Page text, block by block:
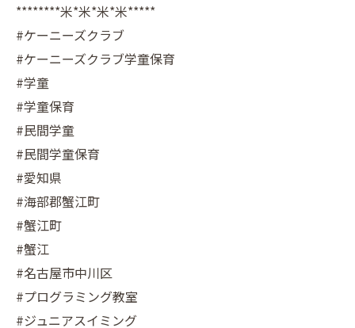
********米*米*米*米*****
#ケーニーズクラブ
#ケーニーズクラブ学童保育
#学童
#学童保育
#民間学童
#民間学童保育
#愛知県
#海部郡蟹江町
#蟹江町
#蟹江
#名古屋市中川区
#プログラミング教室
#ジュニアスイミング